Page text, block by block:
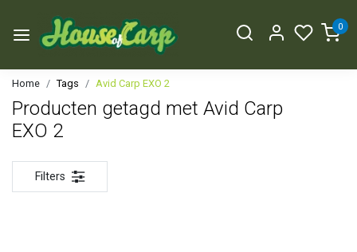
0
Home Tags Avid Carp EXO 2
Producten getagd met Avid Carp
EXO 2
Filters